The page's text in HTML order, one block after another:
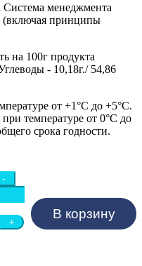
менеджмента
(включая принципы
на 100г продукта
- 10,18г./ 54,86
от +1°C до +5°C.
температуре от 0°C до
срока годности.
-
+
В корзину